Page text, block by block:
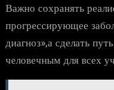
Важно сохранять
прогрессирующее
диагноз»,а сделать
человечным для всех